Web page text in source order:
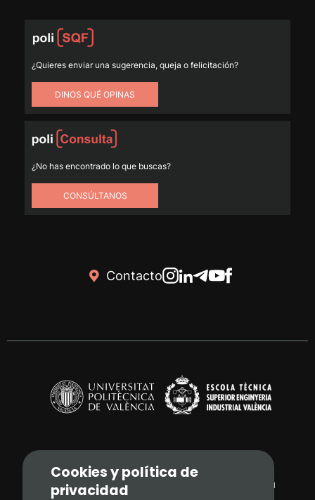
Cookies y política de
privacidad
¿Quieres enviar una sugerencia, queja o felicitación?
DINOS QUÉ OPINAS
¿No has encontrado lo que buscas?
CONSÚLTANOS
Contacto
Camí de Vera, s/n. 46022 - València